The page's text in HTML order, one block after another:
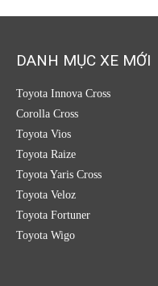
DANH MỤC XE MỚI
Toyota Innova Cross
Corolla Cross
Toyota Vios
Toyota Raize
Toyota Yaris Cross
Toyota Veloz
Toyota Fortuner
Toyota Wigo